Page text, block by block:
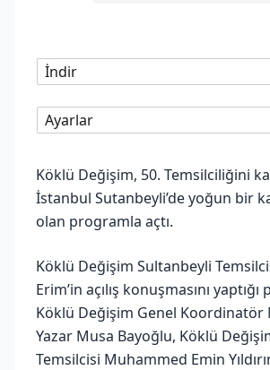
İndir
Ayarlar
Köklü Değişim, 50. Temsilciliğini
İstanbul Sutanbeyli’de yoğun bir
olan programla açtı.
Köklü Değişim Sultanbeyli
Erim’in açılış konuşmasını
Köklü Değişim Genel Koordinatör
Yazar Musa Bayoğlu, Köklü
Temsilcisi Muhammed Emin